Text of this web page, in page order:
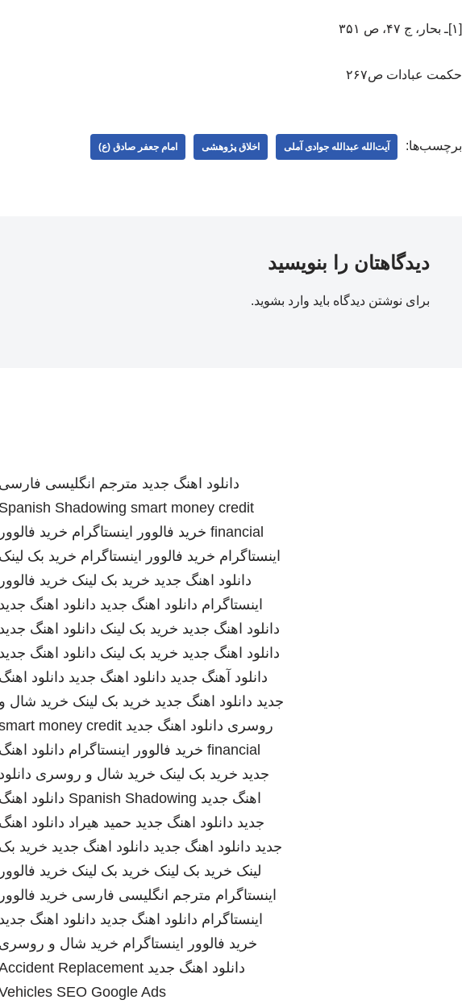
[۱]ـ بحار، ج ۴۷، ص ۳۵۱
حکمت عبادات ص۲۶۷
برچسب‌ها: آیت‌الله عبدالله جوادی ‌آملی اخلاق پژوهشی امام جعفر صادق (ع)
دیدگاهتان را بنویسید
برای نوشتن دیدگاه باید وارد بشوید.
دانلود اهنگ جدید مترجم انگلیسی فارسی
Spanish Shadowing smart money credit
financial خرید فالوور اینستاگرام خرید فالوور
اینستاگرام خرید فالوور اینستاگرام خرید بک لینک
دانلود اهنگ جدید خرید بک لینک خرید فالوور
اینستاگرام دانلود اهنگ جدید دانلود اهنگ جدید
دانلود اهنگ جدید خرید بک لینک دانلود اهنگ جدید
دانلود اهنگ جدید خرید بک لینک دانلود اهنگ جدید
دانلود آهنگ جدید دانلود اهنگ جدید دانلود اهنگ
جدید دانلود اهنگ جدید خرید بک لینک خرید شال و
روسری دانلود اهنگ جدید money credit
financial خرید فالوور اینستاگرام دانلود اهنگ
جدید خرید بک لینک خرید شال و روسری دانلود
اهنگ جدید Spanish Shadowing دانلود اهنگ
جدید دانلود اهنگ جدید حمید هیراد دانلود اهنگ
جدید دانلود اهنگ جدید دانلود اهنگ جدید خرید بک
لینک خرید بک لینک خرید بک لینک خرید فالوور
اینستاگرام مترجم انگلیسی فارسی خرید فالوور
اینستاگرام دانلود اهنگ جدید دانلود اهنگ جدید
خرید فالوور اینستاگرام خرید شال و روسری
دانلود اهنگ جدید Replacement
SEO Google Ads